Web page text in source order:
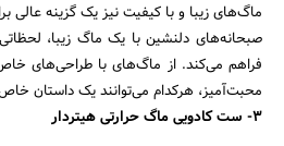
ماگ‌های زیبا و با کیفیت نیز یک گزینه عالی
صبحانه‌های دلنشین با یک ماگ زیبا،
فراهم می‌کند. از ماگ‌های با طراحی‌های
محبت‌آمیز، هرکدام می‌توانند یک داستان خاص
3- ست کادویی ماگ حرارتی هیتردار